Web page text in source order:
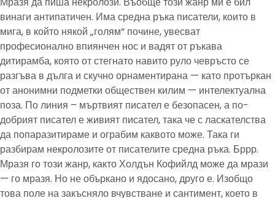
винаги антипатичен. Има средна ръка писатели, които в
мига, в който някой „голям“ почине, увесват
професионално впиянчен нос и вадят от ръкава
дитирамба, която от стегнато навито руло чевръсто се
разгъва в дълга и скучно орнаментирана — като протъркан
от анонимни подметки обществен килим — интелектуална
поза. По линия – мъртвият писател е безопасен, а по-
добрият писател е живият писател, така че с ласкателства
да попаразитираме и ограбим каквото може. Така ги
разбирам некролозите от писателите средна ръка. Бррр.
Мразя го този жанр, както Холдън Кофийлд може да мрази
— го мразя. Но не объркано и ядосано, друго е. Изобщо
това поле на закъсняло вчувстване и сантимент, което в